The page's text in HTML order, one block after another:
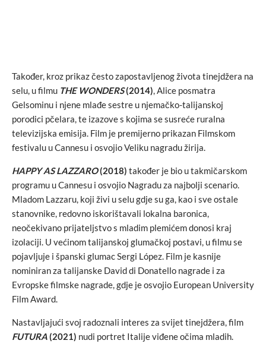
Također, kroz prikaz često zapostavljenog života tinejdžera na
selu, u filmu THE WONDERS(2014) , Alice posmatra
Gelsominu i njene mlađe sestre u njemačko-talijanskoj
porodici pčelara, te izazove s kojima se susreće ruralna
televizijska emisija. Film je premijerno prikazan Filmskom
festivalu u Cannesu i osvojio Veliku nagradu žirija.
HAPPY AS LAZZARO(2018) također je bio u takmičarskom
programu u Cannesu i osvojio Nagradu za najbolji scenario.
Mladom Lazzaru, koji živi u selu gdje su ga, kao i sve ostale
stanovnike, redovno iskorištavali lokalna baronica,
neočekivano prijateljstvo s mladim plemićem donosi kraj
izolaciji. U većinom talijanskoj glumačkoj postavi, u filmu se
pojavljuje i španski glumac Sergi López. Film je kasnije
nominiran za talijanske David di Donatello nagrade i za
Evropske filmske nagrade, gdje je osvojio European University
Film Award.
Nastavljajući svoj radoznali interes za svijet tinejdžera, film
FUTURA(2021) nudi portret Italije viđene očima mladih.